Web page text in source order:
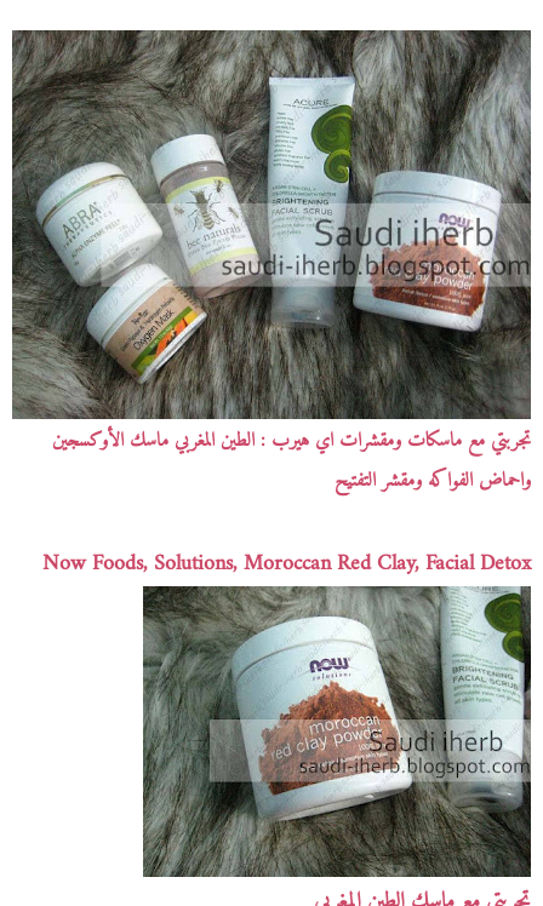
تجربتي مع ماسكات ومقشرات اي هيرب : الطين المغربي ماسك الأوكسجين
واحماض الفواكه ومقشر التفتيح
Now Foods, Solutions, Moroccan Red Clay, Facial Detox